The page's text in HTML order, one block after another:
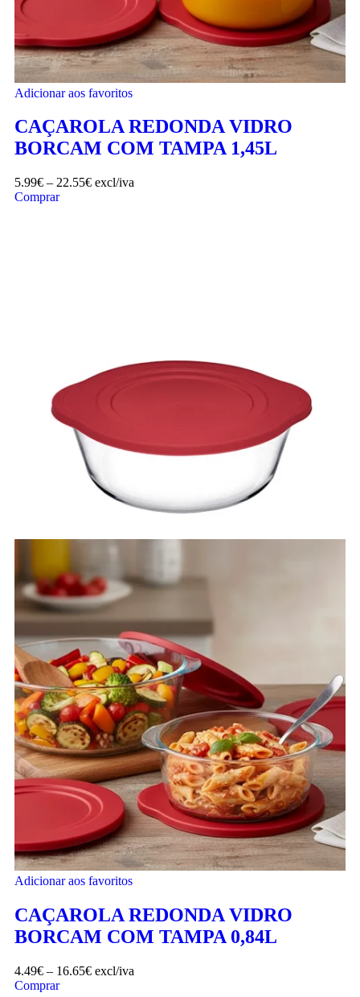
Adicionar aos favoritos
CAÇAROLA REDONDA VIDRO
BORCAM COM TAMPA 1,45L
5.99€ – 22.55€ excl/iva
Comprar
Adicionar aos favoritos
CAÇAROLA REDONDA VIDRO
BORCAM COM TAMPA 0,84L
4.49€ – 16.65€ excl/iva
Comprar